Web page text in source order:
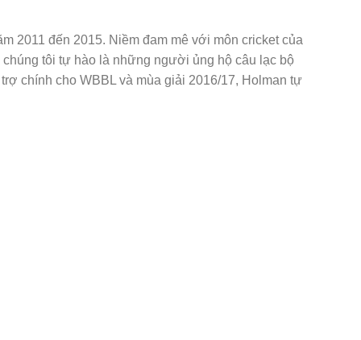
2011 đến 2015. Niềm đam mê với môn cricket của
tôi tự hào là những người ủng hộ câu lạc bộ
chính cho WBBL và mùa giải 2016/17, Holman tự